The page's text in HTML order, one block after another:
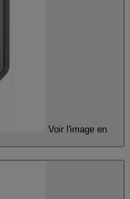
Voir l'image en